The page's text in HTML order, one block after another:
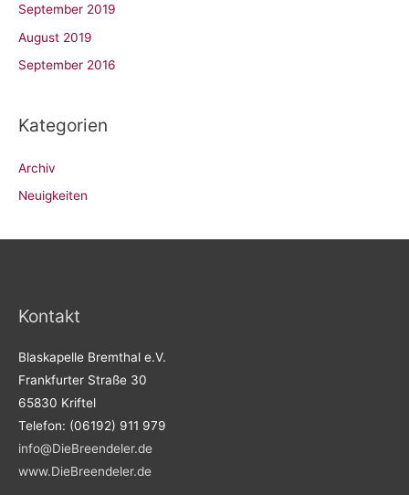
September 2019
August 2019
September 2016
Kategorien
Archiv
Neuigkeiten
Kontakt
Blaskapelle Bremthal e.V.
Frankfurter Straße 30
65830 Kriftel
Telefon: (06192) 911 979
info@DieBreendeler.de
www.DieBreendeler.de